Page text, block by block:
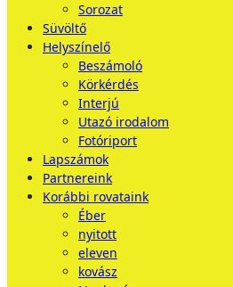
Sorozat
Süvöltő
Helyszínelő
Beszámoló
Körkérdés
Interjú
Utazó irodalom
Fotóriport
Lapszámok
Partnereink
Korábbi rovataink
Éber
nyitott
eleven
kovász